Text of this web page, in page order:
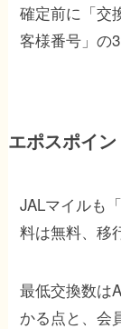
確定前に「交
客様番号」の
エポスポイ
JALマイルも
料は無料、移
最低交換数は
かる点と、会